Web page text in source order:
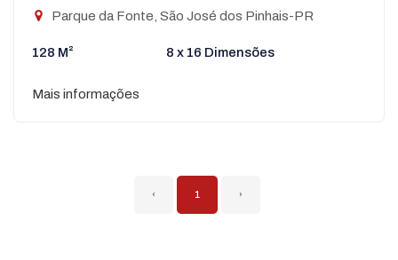
Parque da Fonte, São José dos Pinhais-PR
128 M² 8 x 16 Dimensões
Mais informações
‹ 1 ›